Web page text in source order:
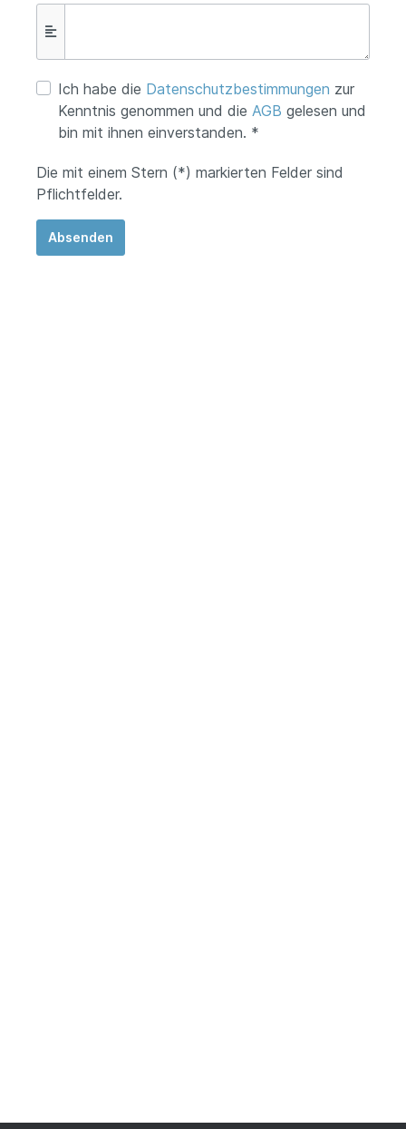
Ich habe die Datenschutzbestimmungen zur
Kenntnis genommen und die AGB gelesen und
bin mit ihnen einverstanden. *
Die mit einem Stern (*) markierten Felder sind
Pflichtfelder.
Absenden